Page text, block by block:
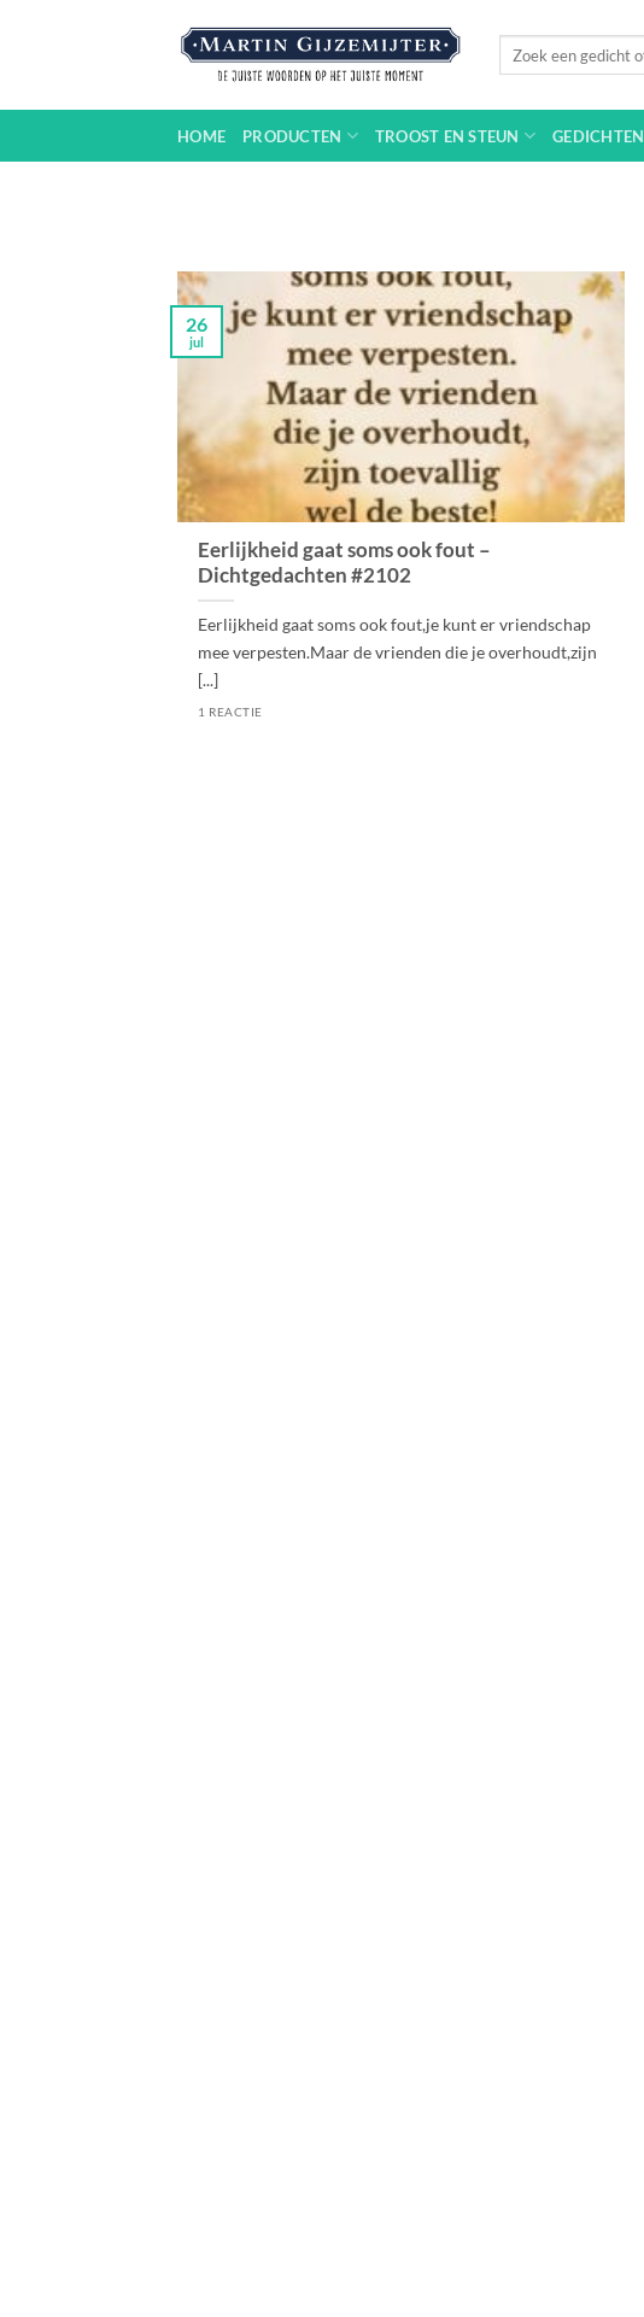
HOME PRODUCTEN TROOST EN STEUN GEDICHTEN
Eerlijkheid gaat soms ook fout –
Dichtgedachten #2102
Eerlijkheid gaat soms ook fout,je kunt er vriendschap
mee verpesten.Maar de vrienden die je overhoudt,zijn
[...]
1 REACTIE
26
jul